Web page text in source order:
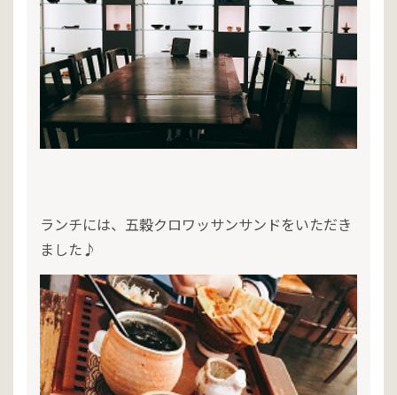
ランチには、五穀クロワッサンサンドをいただき
ました♪